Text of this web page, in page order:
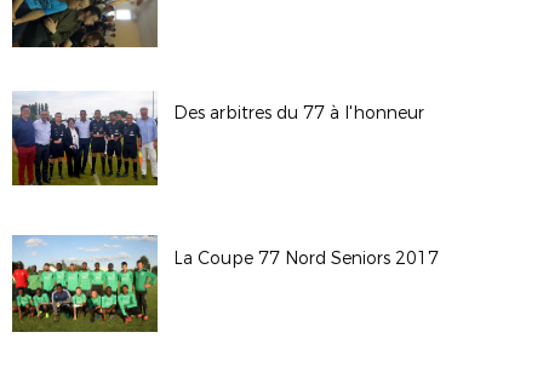
Des arbitres du 77 à l'honneur
La Coupe 77 Nord Seniors 2017